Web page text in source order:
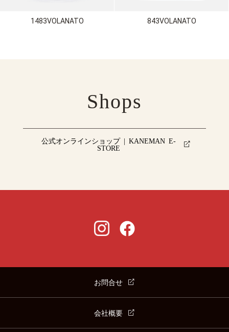
1483VOLANATO 843VOLANATO
Shops
公式オンラインショップ | KANEMAN E-
STORE
お問合せ
会社概要